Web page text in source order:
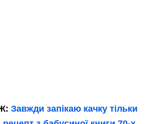
Завжди запікаю качку тільки